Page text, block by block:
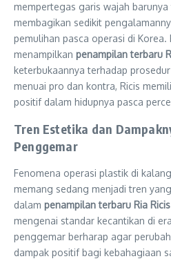
mempertegas garis wajah
membagikan sedikit
pemulihan pasca operasi di Korea.
menampilkan penampilan terbaru
keterbukaannya terhadap
menuai pro dan kontra, Ricis
positif dalam hidupnya pasca
Tren Estetika dan
Penggemar
Fenomena operasi plastik di
memang sedang menjadi tren
dalam penampilan terbaru Ria Ricis
mengenai standar kecantikan di
penggemar berharap agar
dampak positif bagi kebahagiaan